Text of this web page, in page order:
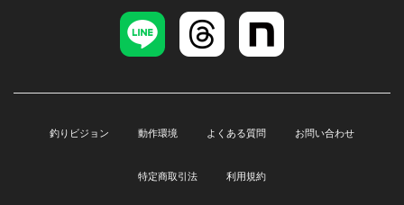
釣りビジョン 動作環境 よくある質問 お問い合わせ
特定商取引法 利用規約